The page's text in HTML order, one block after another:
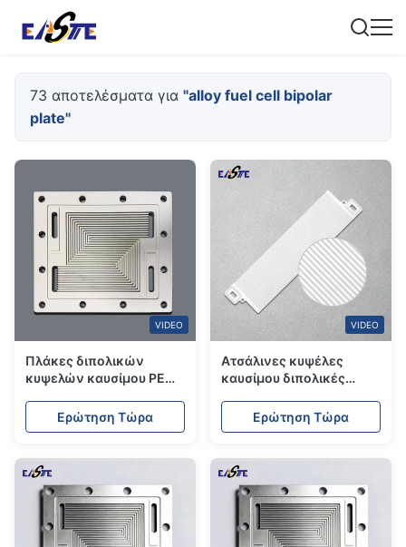
73 αποτελέσματα για "alloy fuel cell bipolar
plate"
VIDEO
Πλάκες διπολικών
κυψελών καυσίμου PEM
Ερώτηση Τώρα
VIDEO
Ατσάλινες κυψέλες
καυσίμου διπολικές
χαραγμένες για
συστήματα PEM
Ερώτηση Τώρα